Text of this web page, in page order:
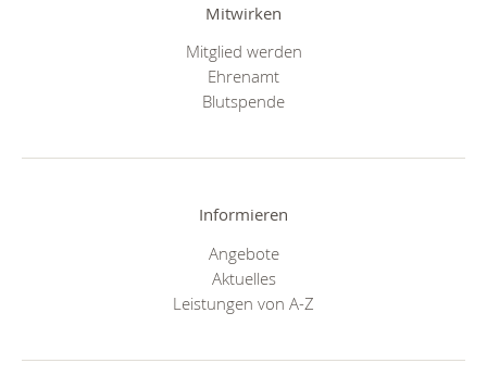
Mitwirken
Mitglied werden
Ehrenamt
Blutspende
Informieren
Angebote
Aktuelles
Leistungen von A-Z